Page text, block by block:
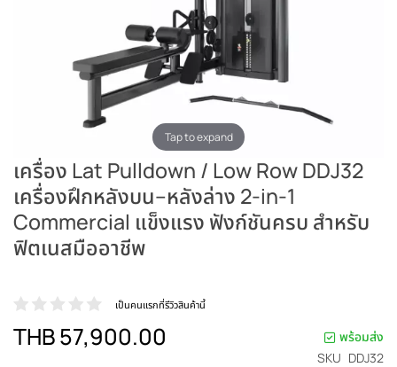
Tap to expand
เครื่อง Lat Pulldown / Low Row DDJ32
เครื่องฝึกหลังบน–หลังล่าง 2-in-1
Commercial แข็งแรง ฟังก์ชันครบ สำหรับ
ฟิตเนสมืออาชีพ
เป็นคนแรกที่รีวิวสินค้านี้
THB 57,900.00
พร้อมส่ง
SKU DDJ32